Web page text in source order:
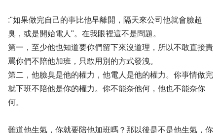
:"如果做完自己的事比他早離開，隔天來公司他就會臉超
臭，或是開始電人"。在我眼裡這不是問題。
第一，至少他也知道要你們留下來沒道理，所以不敢直接責
罵你們不陪他加班，只敢用別的方式發洩。
第二，他臉臭是他的權力，他電人是他的權力。你事情做完
就下班不陪他是你的權力。你不能奈他何，他也不能奈你
何。
難道他生氣，你就要陪他加班嗎？那以後是不是他生氣，你